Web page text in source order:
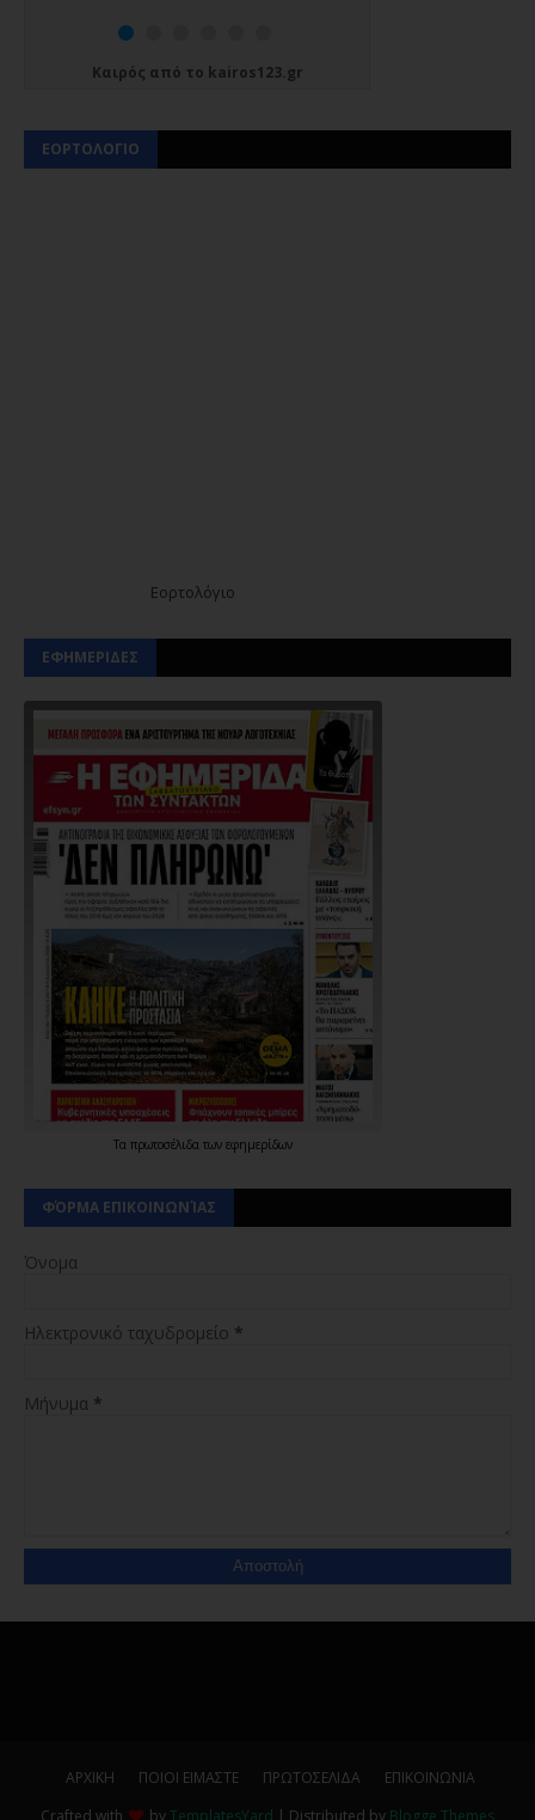
Καιρός από το kairos123.gr
ΕΟΡΤΟΛΟΓΙΟ
Εορτολόγιο
ΕΦΗΜΕΡΙΔΕΣ
Τα πρωτοσέλιδα των εφημερίδων
ΦΌΡΜΑ ΕΠΙΚΟΙΝΩΝΊΑΣ
Όνομα
Ηλεκτρονικό ταχυδρομείο *
Μήνυμα *
ΑΡΧΙΚΗ ΠΟΙΟΙ ΕΙΜΑΣΤΕ ΠΡΩΤΟΣΕΛΙΔΑ
ΕΠΙΚΟΙΝΩΝΙΑ
Crafted with
byTemplatesYard | Distributed by Blogge Themes